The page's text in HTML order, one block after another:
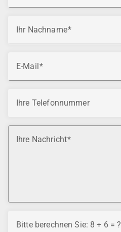
Ihr Nachname
E-Mail
Ihre Telefonnummer
Ihre Nachricht
Bitte berechnen Sie: 8 + 6 = ?